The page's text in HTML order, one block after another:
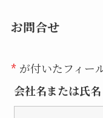
お問合せ
* が付いたフィー
会社名または氏名